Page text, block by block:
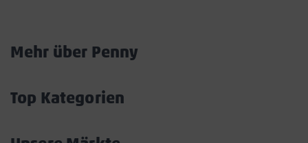
Mehr über Penny
Top Kategorien